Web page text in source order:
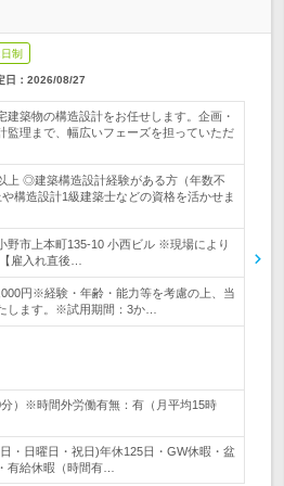
制
日： 2026/08/27
建築物の構造設計をお任せします。企画・
監理まで、幅広いフェーズを担っていただ
上 ◎建築構造設計経験がある方（年数不
構造設計1級建築士などの資格を活かせま
野市上本町135-10 小西ビル ※現場により
雇入れ直後…
円※経験・年齢・能力等を考慮の上、当
します。※試用期間：3か…
）※時間外労働有無：有（月平均15時
・日曜日・祝日)年休125日・GW休暇・盆
有給休暇（時間有…